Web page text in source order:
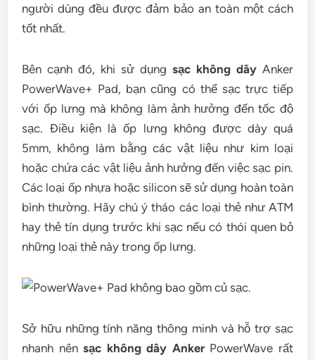
người dùng đều được đảm bảo an toàn một cách
tốt nhất.
Bên cạnh đó, khi sử dụng sạc không dâyAnker
PowerWave+ Pad, bạn cũng có thể sạc trực tiếp
với ốp lưng mà không làm ảnh hưởng đến tốc độ
sạc. Điều kiện là ốp lưng không được dày quá
5mm, không làm bằng các vật liệu như kim loại
hoặc chứa các vật liệu ảnh hưởng đến việc sạc pin.
Các loại ốp nhựa hoặc silicon sẽ sử dụng hoàn toàn
bình thường. Hãy chú ý tháo các loại thẻ như ATM
hay thẻ tín dụng trước khi sạc nếu có thói quen bỏ
những loại thẻ này trong ốp lưng.
Sở hữu những tính năng thông minh và hỗ trợ sạc
nhanh nênsạc không dây AnkerPowerWave rất